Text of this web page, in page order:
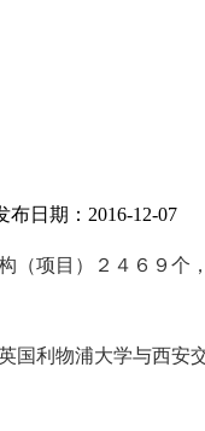
日期：2016-12-07
项目）２４６９
利物浦大学与西